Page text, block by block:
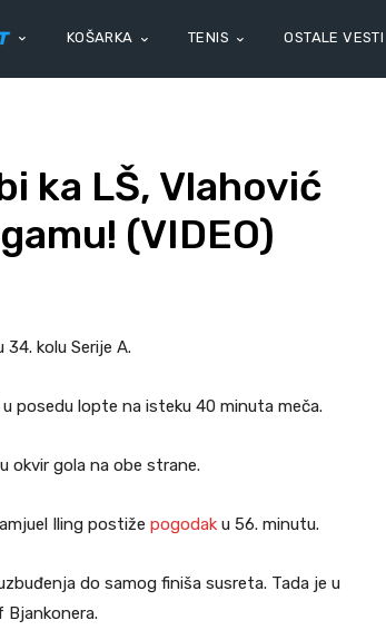
KOŠARKA TENIS OSTALE VESTI
ka LŠ, Vlahović
(VIDEO)
kolu Serije A.
posedu lopte na isteku 40 minuta meča.
okvir gola na obe strane.
Iling postiže pogodak u 56. minutu.
do samog finiša susreta. Tada je u
Bjankonera.